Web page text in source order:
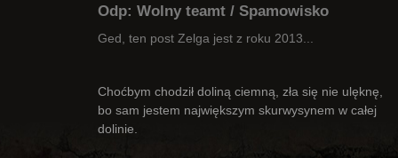
Odp: Wolny teamt / Spamowisko
Ged, ten post Zelga jest z roku 2013...
Choćbym chodził doliną ciemną, zła się nie ulęknę,
bo sam jestem największym skurwysynem w całej
dolinie.